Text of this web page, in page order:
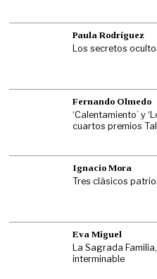
Paula Rodríguez
Los secretos
Fernando Olmedo
‘Calentamiento’ y
cuartos premios
Ignacio Mora
Tres clásicos
Eva Miguel
La Sagrada
interminable